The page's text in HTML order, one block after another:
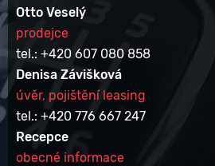
Otto Veselý
prodejce
tel.: +420 607 080 858
Denisa Závišková
úvěr, pojištění leasing
tel.: +420 776 667 247
Recepce
obecné informace